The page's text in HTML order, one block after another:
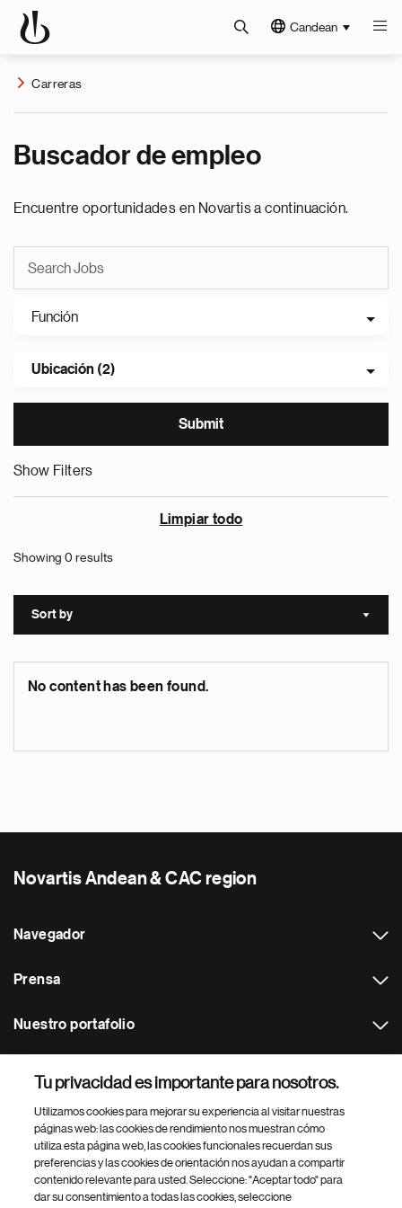
Candean
Carreras
Buscador de empleo
Encuentre oportunidades en Novartis a continuación.
Función
Ubicación (2)
Show Filters
Limpiar todo
Showing 0 results
Sort by Sort
No content has been found.
Novartis Andean & CAC region
Navegador
Prensa
Nuestro portafolio
Footer Site Search
Tu privacidad es importante para nosotros.
Utilizamos cookies para mejorar su experiencia al visitar nuestras
páginas web: las cookies de rendimiento nos muestran cómo
utiliza esta página web, las cookies funcionales recuerdan sus
preferencias y las cookies de orientación nos ayudan a compartir
contenido relevante para usted. Seleccione: "Aceptar todo" para
dar su consentimiento a todas las cookies, seleccione